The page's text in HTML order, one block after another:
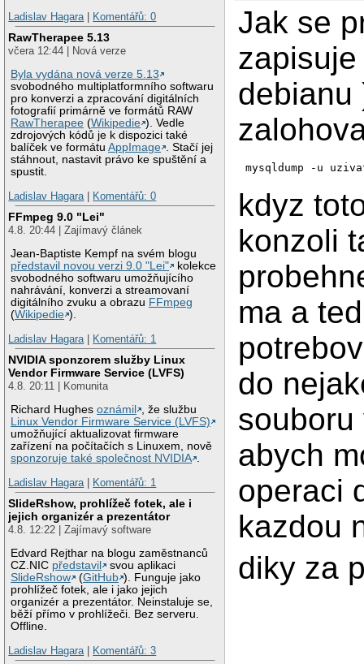
Ladislav Hagara
Komentářů: 0
RawTherapee 5.13
včera 12:44 | Nová verze
Byla vydána nová verze 5.13
svobodného multiplatformního softwaru
pro konverzi a zpracování digitálních
fotografií primárně ve formátů RAW
RawTherapee (Wikipedie ). Vedle
zdrojových kódů je k dispozici také
balíček ve formátuAppImage . Stačí jej
stáhnout, nastavit právo ke spuštění a
spustit.
Ladislav Hagara
Komentářů: 0
FFmpeg 9.0 "Lei"
4.8. 20:44 | Zajímavý článek
Jean-Baptiste Kempf na svém blogu
představil novou verzi 9.0 "Lei"
kolekce
svobodného softwaru umožňujícího
nahrávání, konverzi a streamovaní
digitálního zvuku a obrazu FFmpeg
(Wikipedie ).
Ladislav Hagara
Komentářů: 1
NVIDIA sponzorem služby Linux
Vendor Firmware Service (LVFS)
4.8. 20:11 | Komunita
Richard Hughesoznámil
, že službu
Linux Vendor Firmware Service (LVFS)
umožňující aktualizovat firmware
zařízení na počítačích s Linuxem, nově
sponzoruje také společnost NVIDIA .
Ladislav Hagara | Komentářů: 1
SlideRshow, prohlížeč fotek, ale i
jejich organizér a prezentátor
4.8. 12:22 | Zajímavý software
Edvard Rejthar na blogu zaměstnanců
CZ.NIC představil
svou aplikaci
SlideRshow
(GitHub ). Funguje jako
prohlížeč fotek, ale i jako jejich
organizér a prezentátor. Neinstaluje se,
běží přímo v prohlížeči. Bez serveru.
Offline.
Ladislav Hagara | Komentářů: 3
Jak se
debianu
mysqldump -u
kdyz
konzoli
ma a
do
souboru
abych
operaci
kazdou
diky za